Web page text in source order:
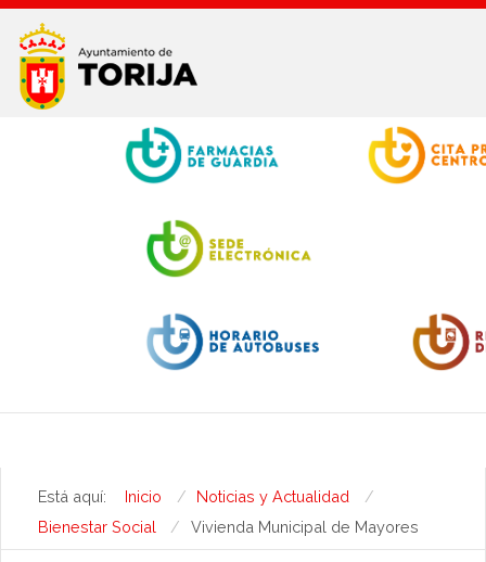
Youtube
Está aquí: Inicio
Noticias y Actualidad
Bienestar Social
Vivienda Municipal de Mayores